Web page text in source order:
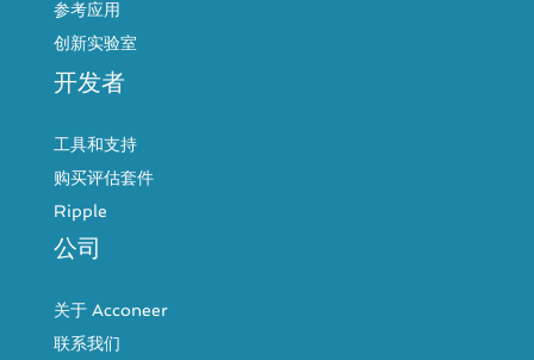
参考应用
创新实验室
开发者
工具和支持
购买评估套件
Ripple
公司
关于 Acconeer
联系我们